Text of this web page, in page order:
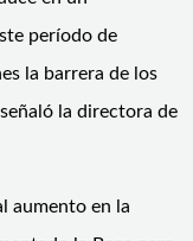
período de
la barrera de los
la directora de
aumento en la